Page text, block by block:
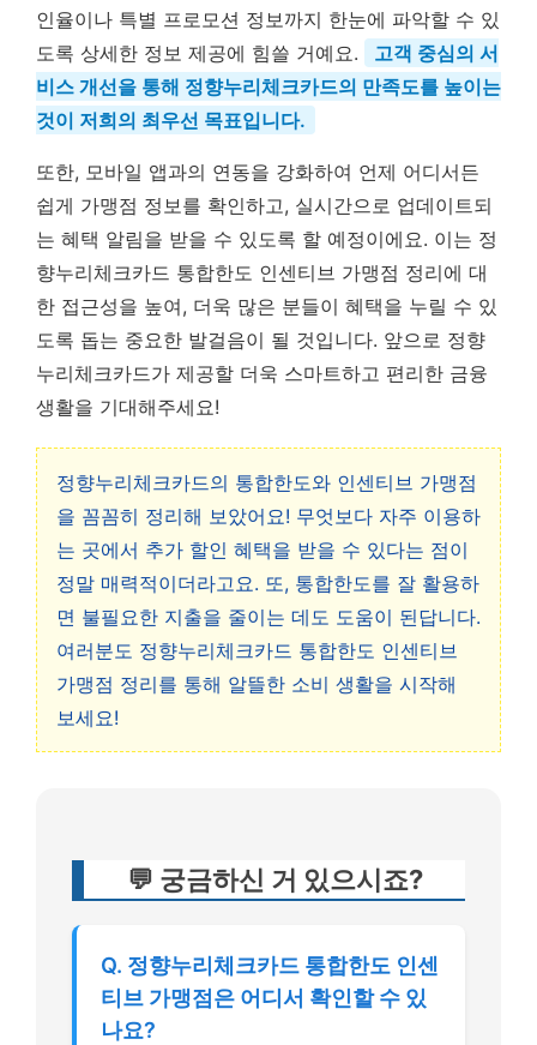
인율이나 특별 프로모션 정보까지 한눈에 파악할 수 있
도록 상세한 정보 제공에 힘쓸 거예요.
고객 중심의 서
비스 개선을 통해 정향누리체크카드의 만족도를 높이는
것이 저희의 최우선 목표입니다.
또한, 모바일 앱과의 연동을 강화하여 언제 어디서든
쉽게 가맹점 정보를 확인하고, 실시간으로 업데이트되
는 혜택 알림을 받을 수 있도록 할 예정이에요. 이는 정
향누리체크카드 통합한도 인센티브 가맹점 정리에 대
한 접근성을 높여, 더욱 많은 분들이 혜택을 누릴 수 있
도록 돕는 중요한 발걸음이 될 것입니다. 앞으로 정향
누리체크카드가 제공할 더욱 스마트하고 편리한 금융
생활을 기대해주세요!
정향누리체크카드의 통합한도와 인센티브 가맹점
을 꼼꼼히 정리해 보았어요! 무엇보다 자주 이용하
는 곳에서 추가 할인 혜택을 받을 수 있다는 점이
정말 매력적이더라고요. 또, 통합한도를 잘 활용하
면 불필요한 지출을 줄이는 데도 도움이 된답니다.
여러분도 정향누리체크카드 통합한도 인센티브
가맹점 정리를 통해 알뜰한 소비 생활을 시작해
보세요!
💬 궁금하신 거 있으시죠?
Q. 정향누리체크카드 통합한도 인센
티브 가맹점은 어디서 확인할 수 있
나요?